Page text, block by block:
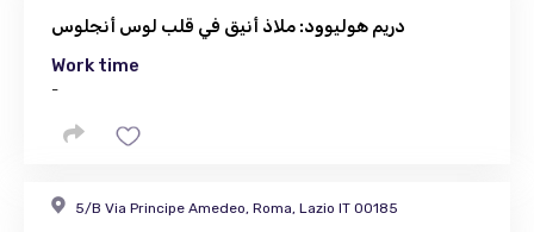
دريم هوليوود: ملاذ أنيق في قلب لوس أنجلوس
Work time
-
5/B Via Principe Amedeo, Roma, Lazio IT 00185